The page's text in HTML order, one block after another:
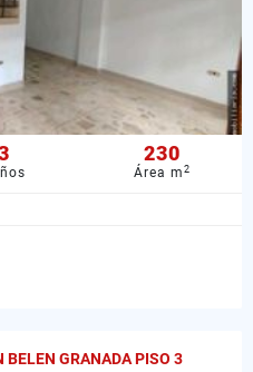
230
Área m2
BELEN GRANADA PISO 3